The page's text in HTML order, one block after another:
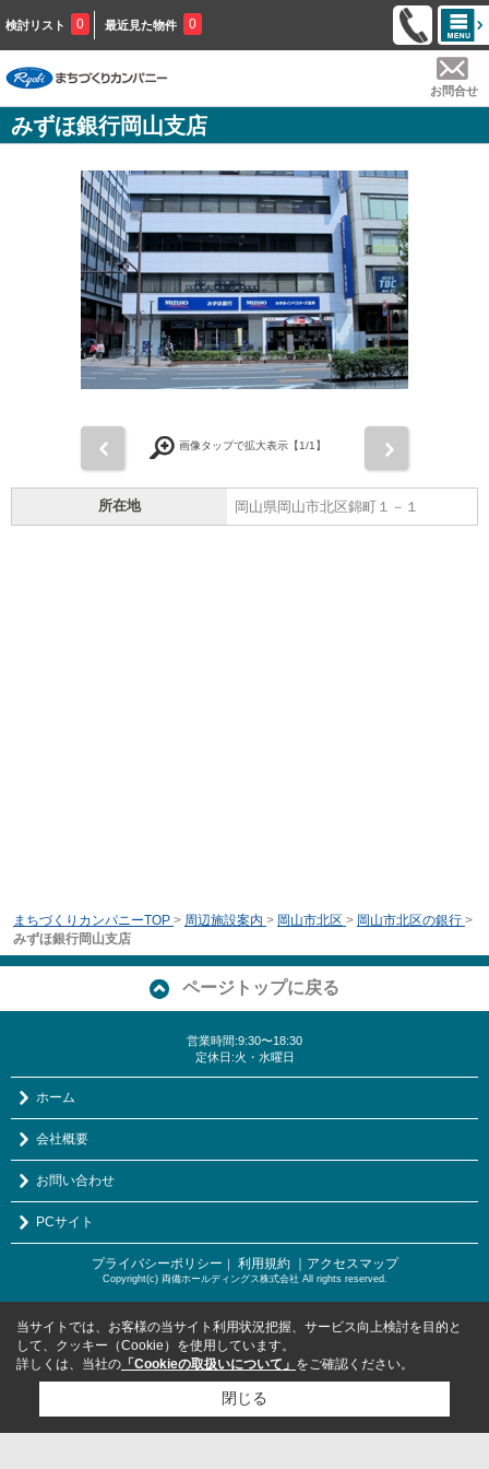
検討リスト 0 最近見た物件 0
お問合せ
みずほ銀行岡山支店
画像タップで拡大表示【1/1】
所在地 岡山県岡山市北区錦町１－１
まちづくりカンパニーTOP > 周辺施設案内 > 岡山市北区 > 岡山市北区の銀行 >
みずほ銀行岡山支店
ページトップに戻る
営業時間:9:30〜18:30
定休日:火・水曜日
ホーム
会社概要
お問い合わせ
PCサイト
プライバシーポリシー ｜ 利用規約 ｜アクセスマップ
Copyright(c) 両備ホールディングス株式会社 All rights reserved.
当サイトでは、お客様の当サイト利用状況把握、サービス向上検討を目的と
して、クッキー（Cookie）を使用しています。
詳しくは、当社の 「Cookieの取扱いについて」 をご確認ください。
閉じる